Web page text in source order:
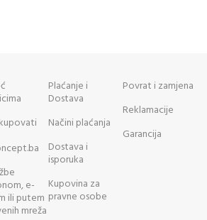
e-
ili putem
mreža
Plaćanje i
Dostava
Načini plaćanja
Dostava i
isporuka
Kupovina za
pravne osobe
Povrat i zamjena
Reklamacije
Garancija